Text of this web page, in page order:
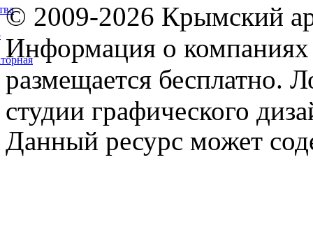
© 2009-2026 Крымский
Информация о компаниях
размещается бесплатно.
студии графического
Данный ресурс может